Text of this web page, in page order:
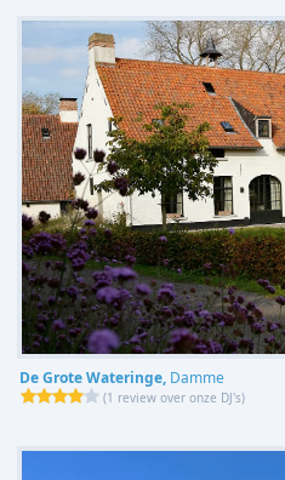
De Grote Wateringe, Damme
(1 review over onze DJ's)